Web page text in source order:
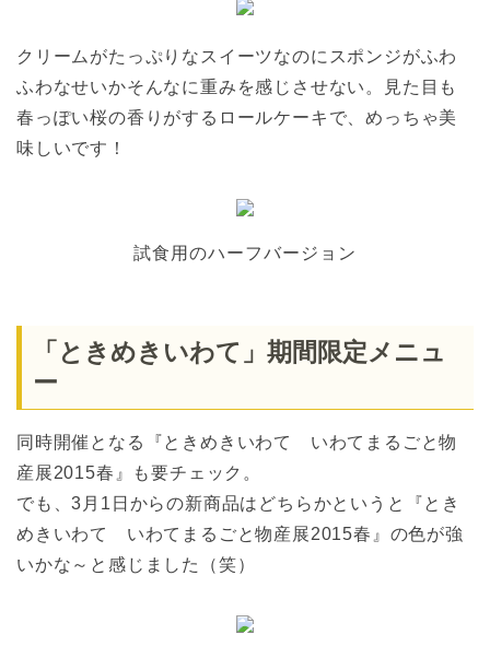
クリームがたっぷりなスイーツなのにスポンジがふわ
ふわなせいかそんなに重みを感じさせない。見た目も
春っぽい桜の香りがするロールケーキで、めっちゃ美
味しいです！
試食用のハーフバージョン
「ときめきいわて」期間限定メニュ
ー
同時開催となる『ときめきいわて いわてまるごと物
産展2015春』も要チェック。
でも、3月1日からの新商品はどちらかというと『とき
めきいわて いわてまるごと物産展2015春』の色が強
いかな～と感じました（笑）